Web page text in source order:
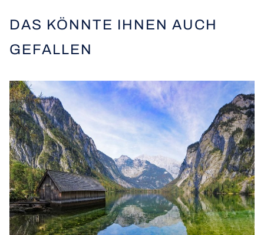
DAS KÖNNTE IHNEN AUCH
GEFALLEN